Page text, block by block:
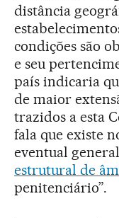
distância
condições são
e seu
país indicaria
de maior
trazidos a esta
fala que existe
eventual
estrutural de
penitenciário”.